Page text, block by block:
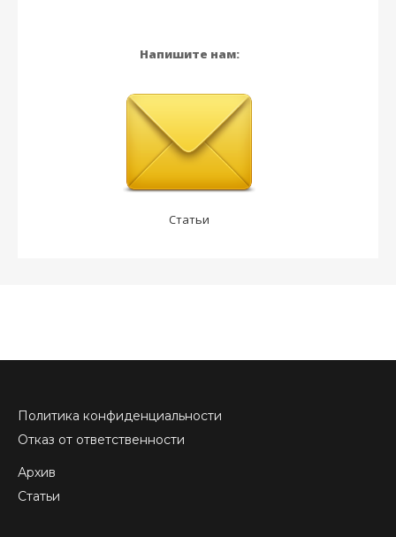
Напишите нам:
Статьи
Политика конфиденциальности
Отказ от ответственности
Архив
Статьи